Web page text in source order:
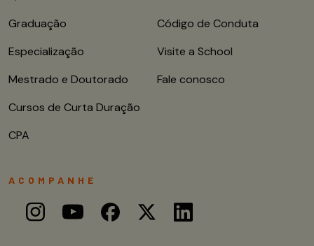
Graduação
Especialização
Mestrado e Doutorado
Cursos de Curta Duração
CPA
Código de Conduta
Visite a School
Fale conosco
ACOMPANHE